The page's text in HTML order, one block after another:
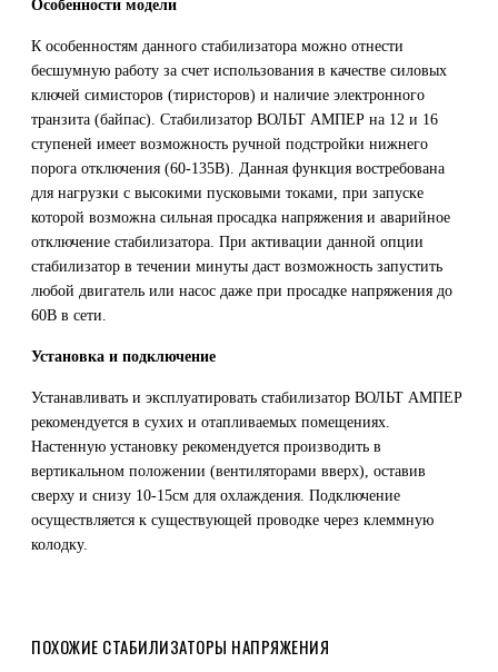
Особенности модели
К особенностям данного стабилизатора можно отнести
бесшумную работу за счет использования в качестве силовых
ключей симисторов (тиристоров) и наличие электронного
транзита (байпас). Стабилизатор ВОЛЬТ АМПЕР на 12 и 16
ступеней имеет возможность ручной подстройки нижнего
порога отключения (60-135В). Данная функция востребована
для нагрузки с высокими пусковыми токами, при запуске
которой возможна сильная просадка напряжения и аварийное
отключение стабилизатора. При активации данной опции
стабилизатор в течении минуты даст возможность запустить
любой двигатель или насос даже при просадке напряжения до
60В в сети.
Установка и подключение
Устанавливать и эксплуатировать стабилизатор ВОЛЬТ АМПЕР
рекомендуется в сухих и отапливаемых помещениях.
Настенную установку рекомендуется производить в
вертикальном положении (вентиляторами вверх), оставив
сверху и снизу 10-15см для охлаждения. Подключение
осуществляется к существующей проводке через клеммную
колодку.
ПОХОЖИЕ СТАБИЛИЗАТОРЫ НАПРЯЖЕНИЯ